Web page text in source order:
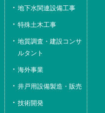
地下水関連設備工事
特殊土木工事
地質調査・建設コンサ
ルタント
海外事業
井戸用設備製造・販売
技術開発